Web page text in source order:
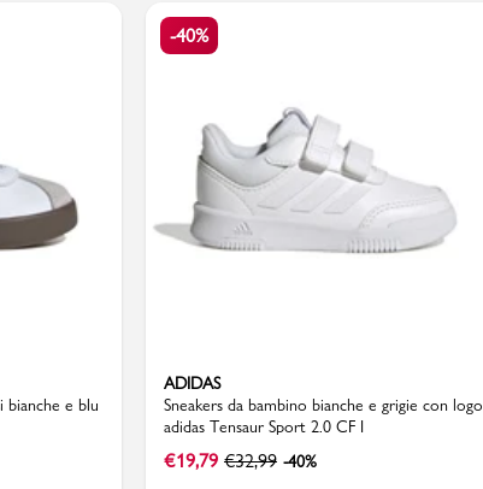
bianche e blu
-40%
ADIDAS
Sneakers da bambino bianche e grigie con logo
adidas Tensaur Sport 2.0 CF I
€19,79 €32,99 -40%